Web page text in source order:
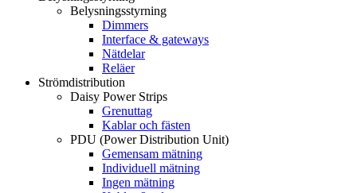
Belysningsstyrning
Dimmers
Interface & gateways
Nätdelar
Reläer
Strömdistribution
Daisy Power Strips
Grenuttag
Kablar och fästen
PDU (Power Distribution Unit)
Gemensam mätning
Individuell mätning
Ingen mätning